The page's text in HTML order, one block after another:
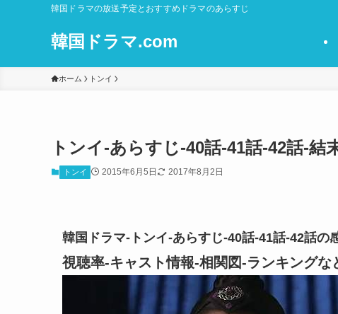
韓国ドラマの放送予定とおすすめドラマのあらすじ
韓国ドラマ.com
ホーム トンイ
トンイ-あらすじ-40話-41話-42話-結
トンイ 2015年6月5日 2017年8月2日
韓国ドラマ-トンイ-あらすじ-40話-41話-42話の
視聴率-キャスト情報-相関図-ランキングな